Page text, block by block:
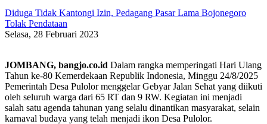
Diduga Tidak Kantongi Izin, Pedagang Pasar Lama Bojonegoro
Tolak Pendataan
Selasa, 28 Februari 2023
JOMBANG, bangjo.co.id Dalam rangka memperingati Hari Ulang
Tahun ke-80 Kemerdekaan Republik Indonesia, Minggu 24/8/2025
Pemerintah Desa Pulolor menggelar Gebyar Jalan Sehat yang diikuti
oleh seluruh warga dari 65 RT dan 9 RW. Kegiatan ini menjadi
salah satu agenda tahunan yang selalu dinantikan masyarakat, selain
karnaval budaya yang telah menjadi ikon Desa Pulolor.